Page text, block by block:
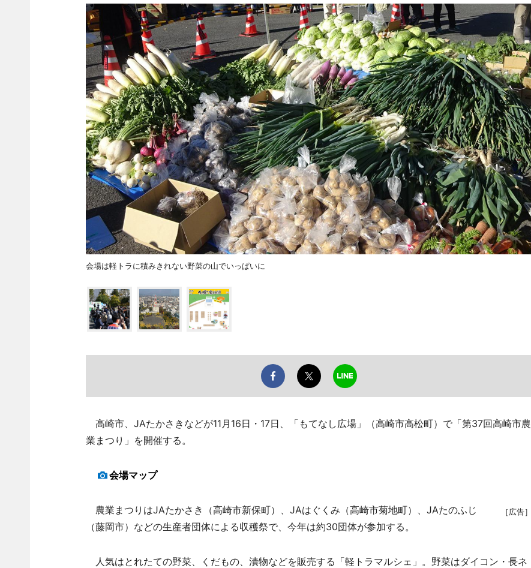
会場は軽トラに積みきれない野菜の山でいっぱいに
高崎市、JAたかさきなどが11月16日・17日、「もてなし広場」（高崎市高松町）で「第37回高崎市農
業まつり」を開催する。
会場マップ
［広告］
農業まつりはJAたかさき（高崎市新保町）、JAはぐくみ（高崎市菊地町）、JAたのふじ
（藤岡市）などの生産者団体による収穫祭で、今年は約30団体が参加する。
人気はとれたての野菜、くだもの、漬物などを販売する「軽トラマルシェ」。野菜はダイコン・長ネ